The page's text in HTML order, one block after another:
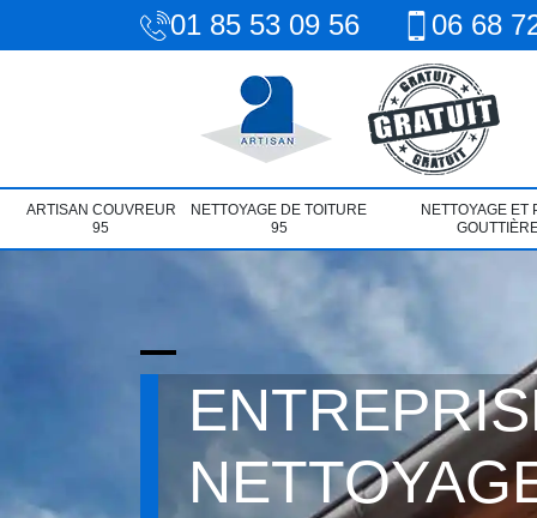
01 85 53 09 56 06 68
ARTISAN COUVREUR
95
NETTOYAGE DE TOITURE
95
NETTOYAGE ET